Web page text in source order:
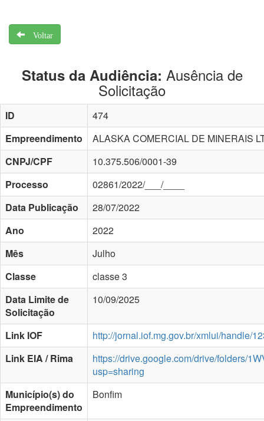
Voltar
Status da Audiência: Ausência de
Solicitação
ID
474
Empreendimento
ALASKA COMERCIAL DE MINERAIS
CNPJ/CPF
10.375.506/0001-39
Processo
02861/2022/___/____
Data Publicação
28/07/2022
Ano
2022
Mês
Julho
Classe
classe 3
Data Limite de
Solicitação
10/09/2025
Link IOF
http://jornal.iof.mg.gov.br/xmlui/handle/
Link EIA / Rima
https://drive.google.com/drive/folders/
usp=sharing
Município(s) do
Empreendimento
Bonfim